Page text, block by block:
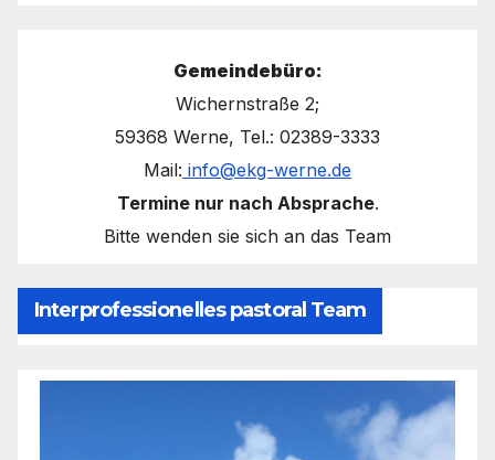
Gemeindebüro:
Wichernstraße 2;
59368 Werne, Tel.: 02389-3333
Mail: info@ekg-werne.de
Termine nur nach Absprache.
Bitte wenden sie sich an das Team
Interprofessionelles pastoral Team